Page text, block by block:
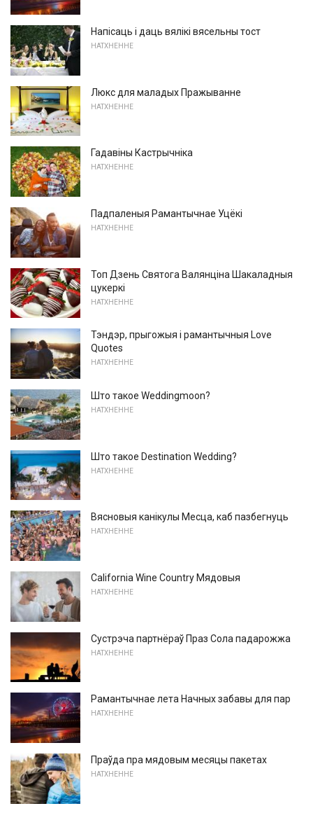
Напісаць і даць вялікі вясельны тост
НАТХНЕННЕ
Люкс для маладых Пражыванне
НАТХНЕННЕ
Гадавіны Кастрычніка
НАТХНЕННЕ
Падпаленыя Рамантычнае Уцёкі
НАТХНЕННЕ
Топ Дзень Святога Валянціна Шакаладныя
цукеркі
НАТХНЕННЕ
Тэндэр, прыгожыя і рамантычныя Love
Quotes
НАТХНЕННЕ
Што такое Weddingmoon?
НАТХНЕННЕ
Што такое Destination Wedding?
НАТХНЕННЕ
Вясновыя канікулы Месца, каб пазбегнуць
НАТХНЕННЕ
California Wine Country Мядовыя
НАТХНЕННЕ
Сустрэча партнёраў Праз Сола падарожжа
НАТХНЕННЕ
Рамантычнае лета Начных забавы для пар
НАТХНЕННЕ
Праўда пра мядовым месяцы пакетах
НАТХНЕННЕ